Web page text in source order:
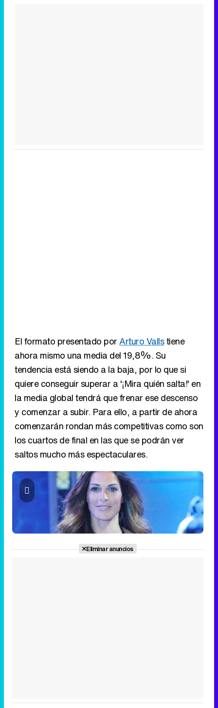
El formato presentado porArturo Vallstiene
ahora mismo una media del 19,8%. Su
tendencia está siendo a la baja, por lo que si
quiere conseguir superar a '¡Mira quién salta!' en
la media global tendrá que frenar ese descenso
y comenzar a subir. Para ello, a partir de ahora
comenzarán rondan más competitivas como son
los cuartos de final en las que se podrán ver
saltos mucho más espectaculares.
Eliminar anuncios